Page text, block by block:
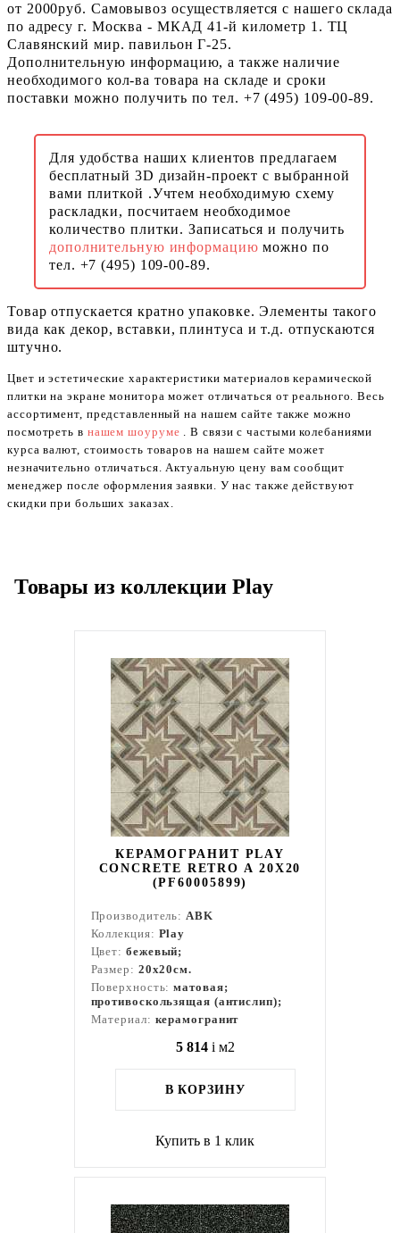
от 2000руб. Самовывоз осуществляется с нашего склада
по адресу г. Москва - МКАД 41-й километр 1. ТЦ
Славянский мир. павильон Г-25.
Дополнительную информацию, а также наличие
необходимого кол-ва товара на складе и сроки
поставки можно получить по тел. +7 (495) 109-00-89.
Для удобства наших клиентов предлагаем
бесплатный 3D дизайн-проект с выбранной
вами плиткой .Учтем необходимую схему
раскладки, посчитаем необходимое
количество плитки. Записаться и получить
дополнительную информациюможно по
тел. +7 (495) 109-00-89.
Товар отпускается кратно упаковке. Элементы такого
вида как декор, вставки, плинтуса и т.д. отпускаются
штучно.
Цвет и эстетические характеристики материалов керамической
плитки на экране монитора может отличаться от реального. Весь
ассортимент, представленный на нашем сайте также можно
посмотреть в нашем шоуруме . В связи с частыми колебаниями
курса валют, стоимость товаров на нашем сайте может
незначительно отличаться. Актуальную цену вам сообщит
менеджер после оформления заявки. У нас также действуют
скидки при больших заказах.
Товары из коллекции Play
КЕРАМОГРАНИТ PLAY
CONCRETE RETRO A 20X20
(PF60005899)
Производитель:ABK
Коллекция: Play
Цвет: бежевый;
Размер: 20x20см.
Поверхность:матовая;
противоскользящая (антислип);
Материал: керамогранит
5 814 i м2
В КОРЗИНУ
Купить в 1 клик